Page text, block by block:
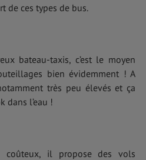
de ces types de bus.
bateau-taxis, c’est le moyen
bien évidemment ! A
très peu élevés et ça
dans l’eau !
coûteux, il propose des vols